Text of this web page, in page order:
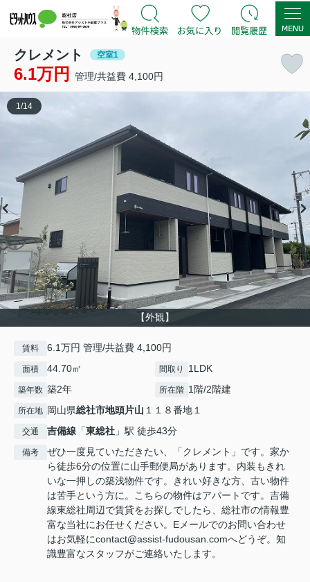
クレメント 空室1
6.1万円 管理/共益費 4,100円
【外観】
1 /14
賃料 6.1万円 管理/共益費 4,100円
面積 44.70㎡ 間取り 1LDK
築年数 築2年 所在階 1階/2階建
所在地 岡山県総社市地頭片山 １１８番地１
交通 吉備線 「東総社 」駅 徒歩43分
備考
ぜひ一度見ていただきたい、「クレメント」です。家か
ら徒歩6分の位置に山手郵便局があります。内装もきれ
いな一押しの築浅物件です。きれい好きな方、古い物件
は苦手という方に。こちらの物件はアパートです。吉備
線東総社周辺で賃貸をお探しでしたら、総社市の情報豊
富な当社にお任せください。Eメールでのお問い合わせ
はお気軽にcontact@assist-fudousan.comへどうぞ。知
識豊富なスタッフがご連絡いたします。